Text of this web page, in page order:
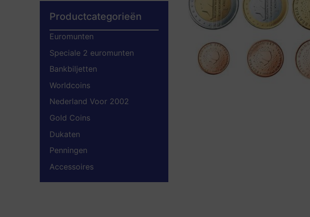
Productcategorieën
Euromunten
Speciale 2 euromunten
Bankbiljetten
Worldcoins
Nederland Voor 2002
Gold Coins
Dukaten
Penningen
Accessoires